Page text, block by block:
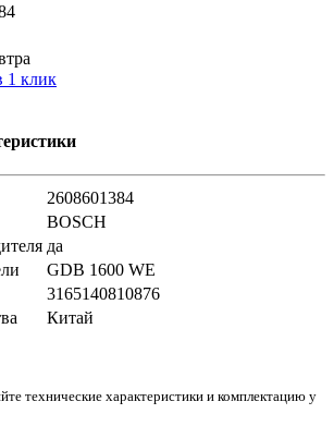
1 клик
2608601384
BOSCH
да
GDB 1600 WE
3165140810876
Китай
технические характеристики и комплектацию у